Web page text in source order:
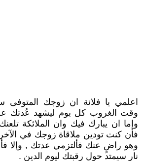
اعلمي يا فلانة ان زوجك
وقت الغروب كل يوم ليشهد عُدتك
وإما ان يبارك فيك وان الملائكة
فأن كنت تودين ملاقاة زوجك في
وهو راضٍ عنك فألتزمي عدتك , وإلا
نار سيمتد حول رقبتك ليوم الدين .